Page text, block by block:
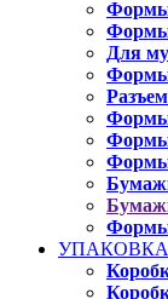
Формы
Для
Формы
Формы
Формы
Формы
УПАКОВКА